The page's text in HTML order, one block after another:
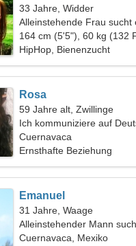
33 Jahre, Widder
Alleinstehende Frau sucht
164 cm (5'5"), 60 kg (132
HipHop, Bienenzucht
Rosa
59 Jahre alt, Zwillinge
Ich kommuniziere auf
Cuernavaca
Ernsthafte Beziehung
Emanuel
31 Jahre, Waage
Alleinstehender Mann
Cuernavaca, Mexiko